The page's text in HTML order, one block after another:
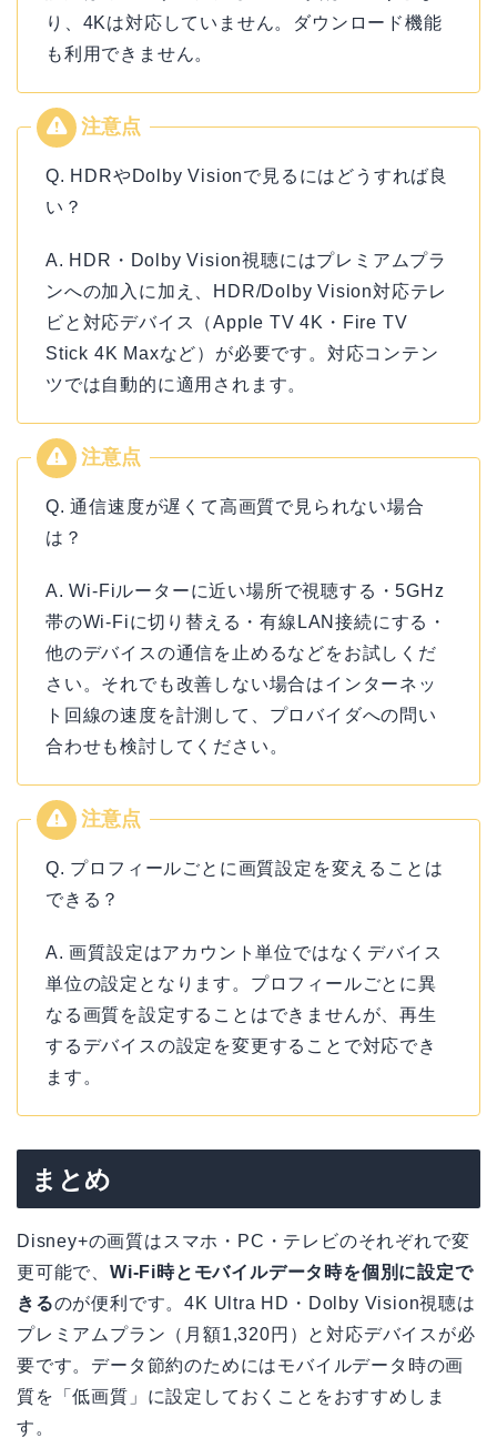
り、4Kは対応していません。ダウンロード機能
も利用できません。
Q. HDRやDolby Visionで見るにはどうすれば良
い？
A. HDR・Dolby Vision視聴にはプレミアムプラ
ンへの加入に加え、HDR/Dolby Vision対応テレ
ビと対応デバイス（Apple TV 4K・Fire TV
Stick 4K Maxなど）が必要です。対応コンテン
ツでは自動的に適用されます。
Q. 通信速度が遅くて高画質で見られない場合
は？
A. Wi-Fiルーターに近い場所で視聴する・5GHz
帯のWi-Fiに切り替える・有線LAN接続にする・
他のデバイスの通信を止めるなどをお試しくだ
さい。それでも改善しない場合はインターネッ
ト回線の速度を計測して、プロバイダへの問い
合わせも検討してください。
Q. プロフィールごとに画質設定を変えることは
できる？
A. 画質設定はアカウント単位ではなくデバイス
単位の設定となります。プロフィールごとに異
なる画質を設定することはできませんが、再生
するデバイスの設定を変更することで対応でき
ます。
まとめ
Disney+の画質はスマホ・PC・テレビのそれぞれで変
更可能で、 Wi-Fi時とモバイルデータ時を個別に設定で
きるのが便利です。4K Ultra HD・Dolby Vision視聴は
プレミアムプラン（月額1,320円）と対応デバイスが必
要です。データ節約のためにはモバイルデータ時の画
質を「低画質」に設定しておくことをおすすめしま
す。